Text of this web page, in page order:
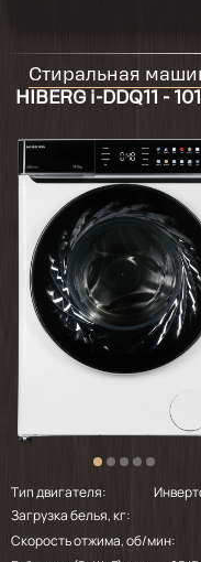
нет
стирке отжим
понравилось
работает,
немного
расходуется
Очень доволен
Стиральная
HIBERG i-DDQ11 -
Тип двигателя:
Загрузка белья, кг:
Скорость отжима, об/мин: